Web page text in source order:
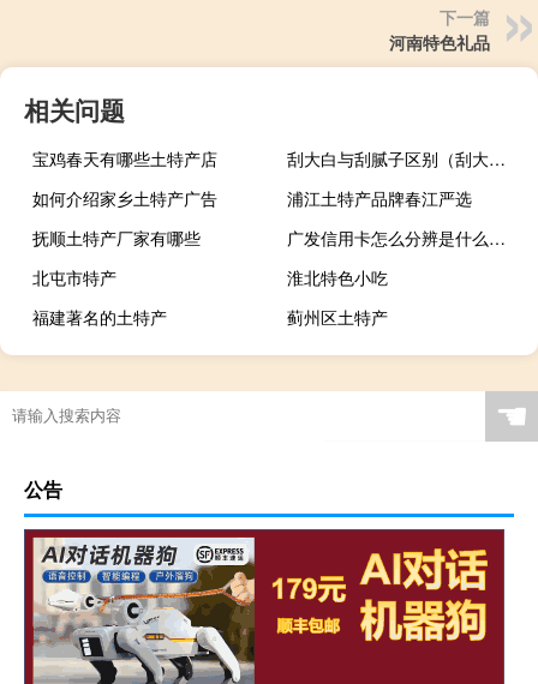
下一篇
河南特色礼品
相关问题
宝鸡春天有哪些土特产店
刮大白与刮腻子区别（刮大白和刷乳胶漆有什么区别）
如何介绍家乡土特产广告
浦江土特产品牌春江严选
抚顺土特产厂家有哪些
广发信用卡怎么分辨是什么卡（广发信用卡怎么分期付款）
北屯市特产
淮北特色小吃
福建著名的土特产
蓟州区土特产
☚
公告